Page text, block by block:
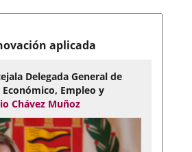
aplicada
Delegada General de
Empleo y
Chávez Muñoz